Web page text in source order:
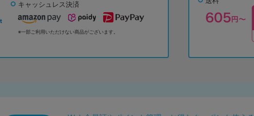
キャッシュレス決済
※一部ご利用いただけない商品がございます。